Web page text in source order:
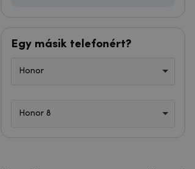
Egy másik telefonért?
Honor
Honor 8